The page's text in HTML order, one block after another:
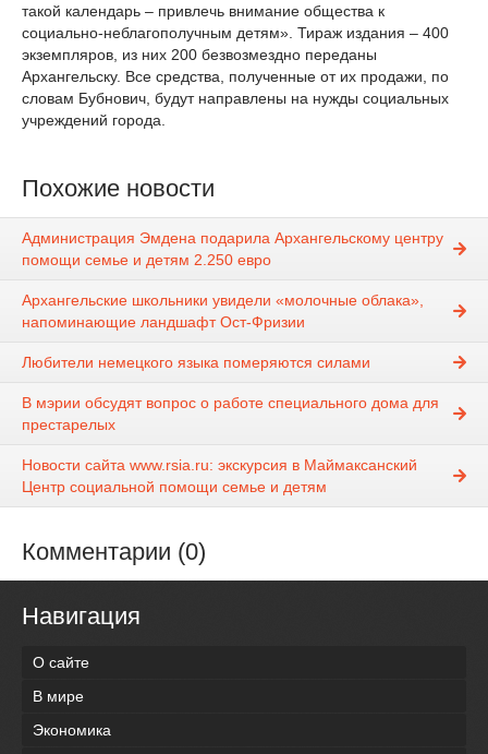
такой календарь – привлечь внимание общества к
социально-неблагополучным детям». Тираж издания – 400
экземпляров, из них 200 безвозмездно переданы
Архангельску. Все средства, полученные от их продажи, по
словам Бубнович, будут направлены на нужды социальных
учреждений города.
Похожие новости
Администрация Эмдена подарила Архангельскому центру
помощи семье и детям 2.250 евро
Архангельские школьники увидели «молочные облака»,
напоминающие ландшафт Ост-Фризии
Любители немецкого языка померяются силами
В мэрии обсудят вопрос о работе специального дома для
престарелых
Новости сайта www.rsia.ru: экскурсия в Маймаксанский
Центр социальной помощи семье и детям
Комментарии (0)
Навигация
О сайте
В мире
Экономика